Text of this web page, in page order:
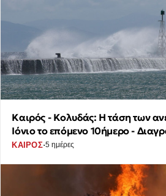
Καιρός - Κολυδάς: Η τάση των
Ιόνιο το επόμενο 10ήμερο -
ΚΑΙΡΟΣ·5 ημέρες